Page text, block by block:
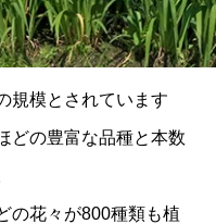
規模とされています
どの豊富な品種と本数
の花々が800種類も植